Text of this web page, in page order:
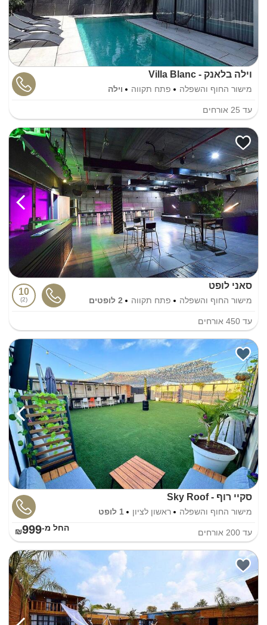
וילה בלאנק - Villa Blanc
מישור החוף והשפלה פתח תקווה וילה
עד 25 אורחים
סאני לופט
מישור החוף והשפלה פתח תקווה 2 לופטים
10
2
עד 450 אורחים
סקיי רוף - Sky Roof
מישור החוף והשפלה ראשון לציון 1 לופט
עד 200 אורחים החל מ-₪999